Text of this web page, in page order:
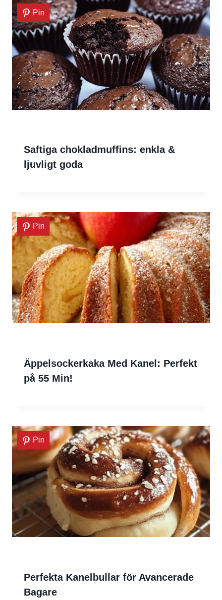
Pin
Saftiga chokladmuffins: enkla &
ljuvligt goda
Pin
Äppelsockerkaka Med Kanel: Perfekt
på 55 Min!
Pin
Perfekta Kanelbullar för Avancerade
Bagare